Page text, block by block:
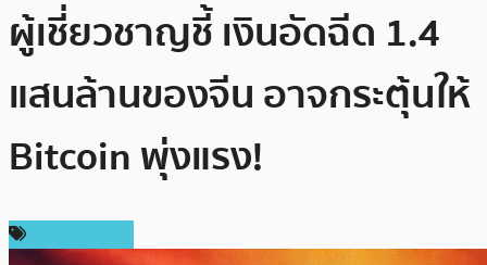
ผู้เชี่ยวชาญชี้ เงินอัดฉีด 1.4
แสนล้านของจีน อาจกระตุ้นให้
Bitcoin พุ่งแรง!